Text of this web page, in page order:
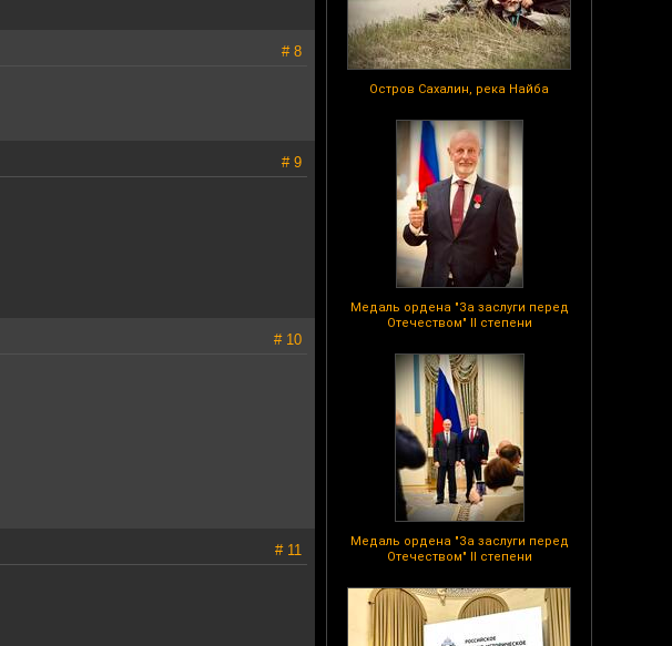
Остров Сахалин, река Найба
Медаль ордена "За заслуги перед
Отечеством" II степени
Медаль ордена "За заслуги перед
Отечеством" II степени
# 8
# 9
# 10
# 11